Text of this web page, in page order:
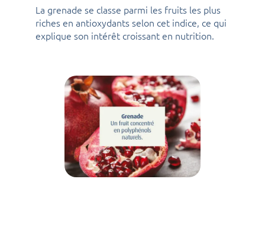
La grenade se classe parmi les fruits les plus
riches en antioxydants selon cet indice, ce qui
explique son intérêt croissant en nutrition.